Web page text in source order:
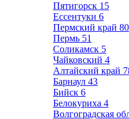
Пятигорск 15
Ессентуки 6
Пермский край 80
Пермь 51
Соликамск 5
Чайковский 4
Алтайский край
Барнаул 43
Бийск 6
Белокуриха 4
Волгоградская